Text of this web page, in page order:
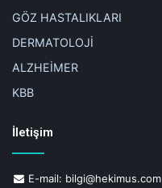
GÖZ HASTALIKLARI
DERMATOLOJİ
ALZHEİMER
KBB
İletişim
E-mail: bilgi@hekimus.com